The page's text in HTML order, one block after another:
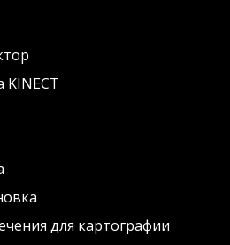
KINECT
для картографии